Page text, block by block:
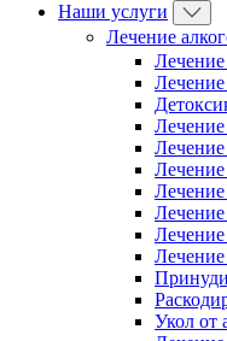
Наши услуги
Лечение
Лечение
Лечение
Лечение
Лечение
Лечение
Лечение
Лечение
Лечение
Укол от